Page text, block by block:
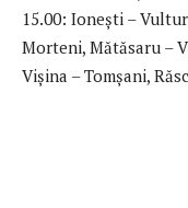
15.00: Ionești –
Morteni, Mătăsaru –
Vișina – Tomșani,